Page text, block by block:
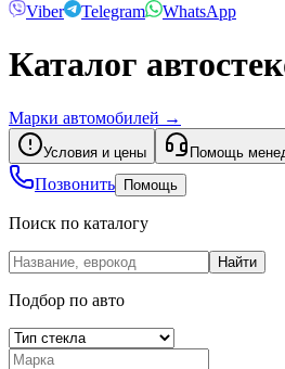
Viber
Telegram WhatsApp
Каталог
Марки автомобилей →
Условия и цены Помощь
Позвонить Помощь
Поиск по каталогу
Найти
Подбор по авто